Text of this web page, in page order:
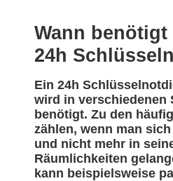
Wann benötigt
24h
Ein 24h
wird in verschiedenen
benötigt. Zu den
zählen, wenn man
und nicht mehr in
Räumlichkeiten
kann beispielsweise